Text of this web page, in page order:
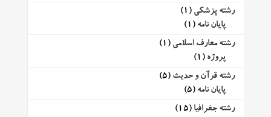
رشته پزشکی (1)
پایان نامه (1)
رشته معارف اسلامی (1)
پروژه (1)
رشته قرآن و حدیث (5)
پایان نامه (5)
رشته جغرافیا (15)